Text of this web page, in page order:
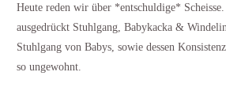
Heute reden wir über *entschuldige*
ausgedrückt Stuhlgang, Babykacka &
Stuhlgang von Babys, sowie dessen
so ungewohnt.